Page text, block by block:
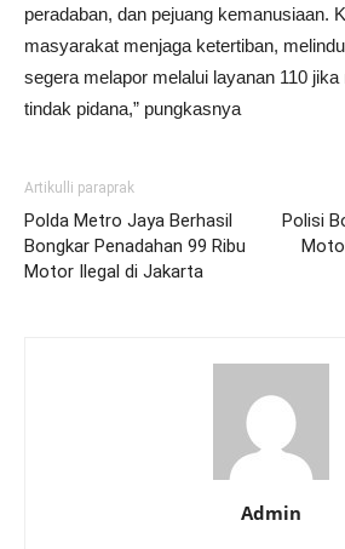
peradaban, dan pejuang kemanusiaan.
masyarakat menjaga ketertiban,
segera melapor melalui layanan 110
tindak pidana,” pungkasnya
Artikulli paraprak
Polda Metro Jaya Berhasil
Bongkar Penadahan 99 Ribu
Motor Ilegal di Jakarta
Polisi
Admin